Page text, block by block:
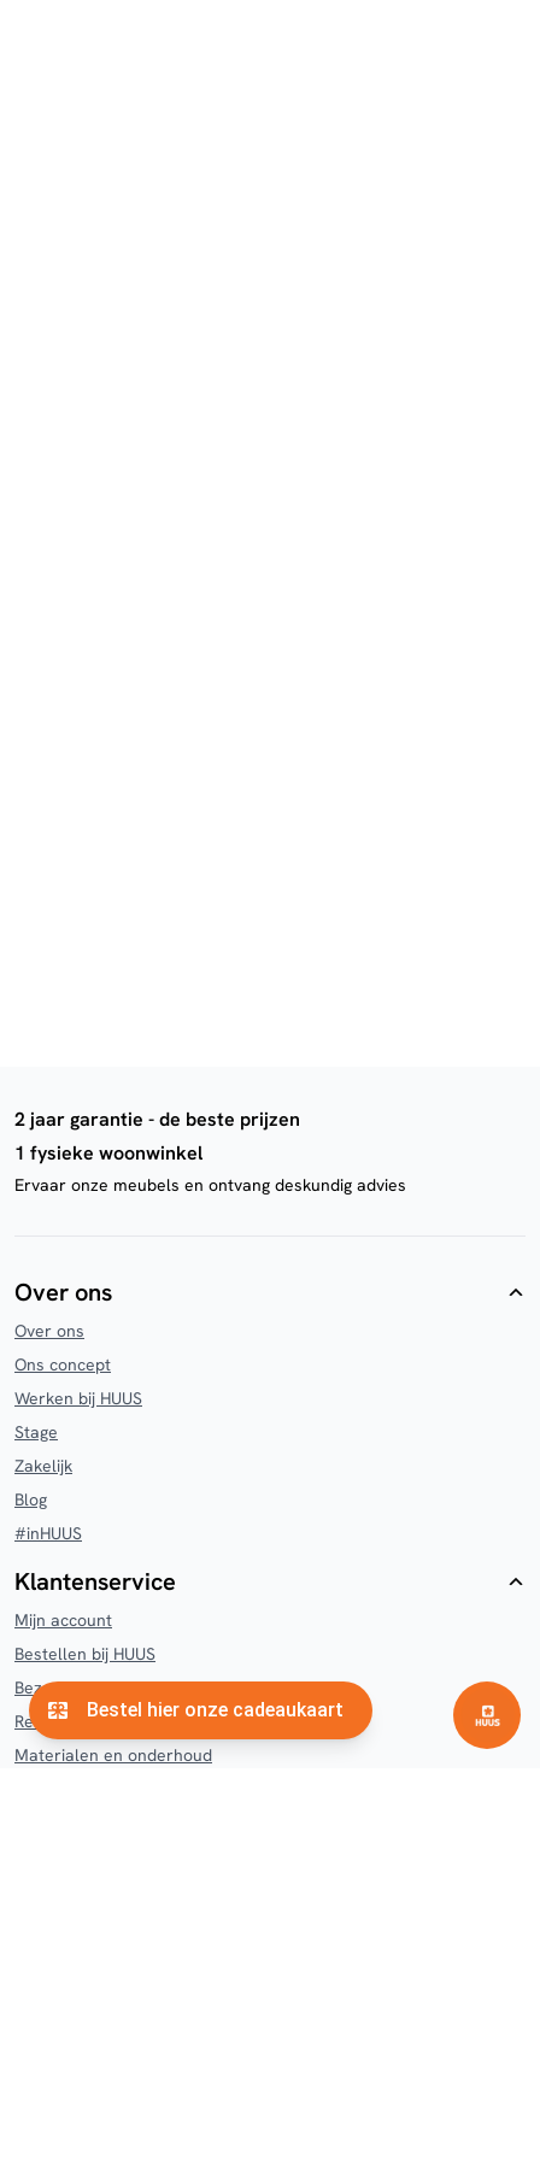
2 jaar garantie - de beste prijzen
1 fysieke woonwinkel
Ervaar onze meubels en ontvang deskundig advies
Over ons
Over ons
Ons concept
Werken bij HUUS
Stage
Zakelijk
Blog
#inHUUS
Klantenservice
Mijn account
Bestellen bij HUUS
Bezorgen en afhalen HUUS
Retourneren en klachten
Materialen en onderhoud